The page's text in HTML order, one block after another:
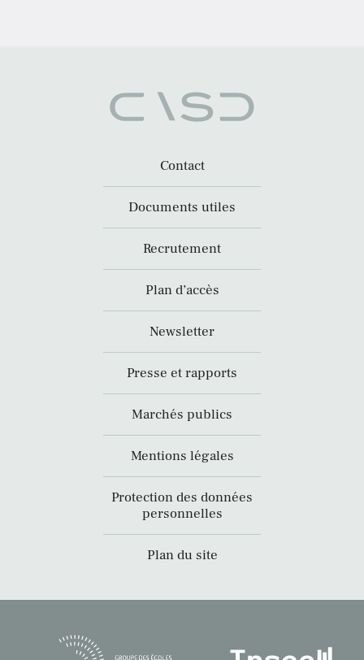
Contact
Documents utiles
Recrutement
Plan d’accès
Newsletter
Presse et rapports
Marchés publics
Mentions légales
Protection des données
personnelles
Plan du site